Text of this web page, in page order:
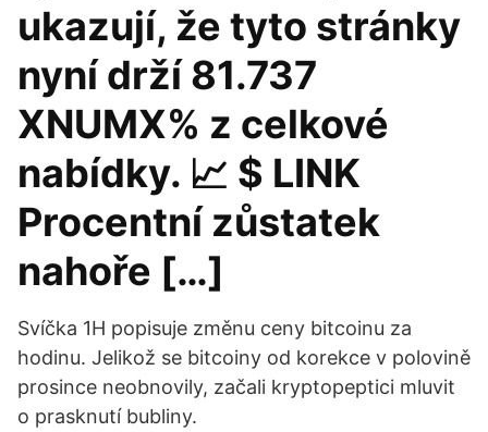
ukazují, že tyto stránky
nyní drží 81.737
XNUMX% z celkové
nabídky. 📈 $ LINK
Procentní zůstatek
nahoře […]
Svíčka 1H popisuje změnu ceny bitcoinu za
hodinu. Jelikož se bitcoiny od korekce v polovině
prosince neobnovily, začali kryptopeptici mluvit
o prasknutí bubliny.